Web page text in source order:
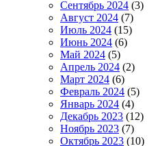
Сентябрь 2024 (3)
Август 2024 (7)
Июль 2024 (15)
Июнь 2024 (6)
Май 2024 (5)
Апрель 2024 (2)
Март 2024 (6)
Февраль 2024 (5)
Январь 2024 (4)
Декабрь 2023 (12)
Ноябрь 2023 (7)
Октябрь 2023 (10)